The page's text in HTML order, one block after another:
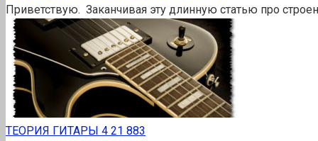
Приветствую. Заканчивая эту длинную статью про
ТЕОРИЯ ГИТАРЫ 4 21 883